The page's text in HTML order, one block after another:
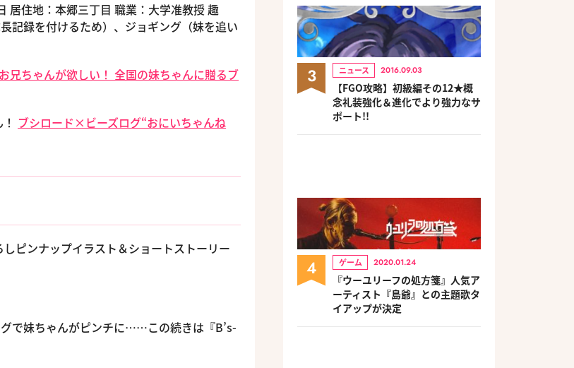
居住地：本郷三丁目 職業：大学准教授 趣
記録を付けるため）、ジョギング（妹を追い
お兄ちゃんが欲しい！ 全国の妹ちゃんに贈るブ
ブシロード×ビーズログ“おにいちゃんね
ピンナップイラスト＆ショートストーリー
で妹ちゃんがピンチに……この続きは『B’s-
3 ニュース 2016.09.03
【FGO攻略】初級編その12★概
念礼装強化＆進化でより強力なサ
ポート!!
4 ゲーム 2020.01.24
『ウーユリーフの処方箋』人気ア
ーティスト『島爺』との主題歌タ
イアップが決定